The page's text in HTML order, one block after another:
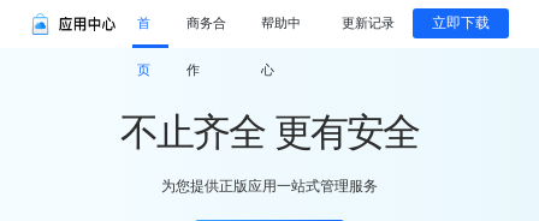
首
页
商务合
作
帮助中
心
更新记录 立即下载
不止齐全 更有安全
为您提供正版应用一站式管理服务